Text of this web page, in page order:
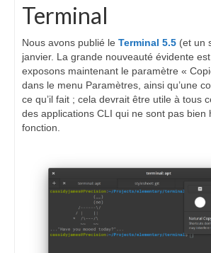
Terminal
Nous avons publié le Terminal 5.5 (et un
janvier. La grande nouveauté évidente
exposons maintenant le paramètre «
dans le menu Paramètres, ainsi qu’une
ce qu’il fait ; cela devrait être utile à tous
des applications CLI qui ne sont pas bien
fonction.